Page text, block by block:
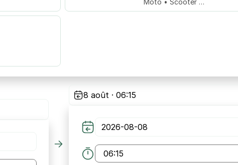
Moto • Scooter …
8 août · 06:15